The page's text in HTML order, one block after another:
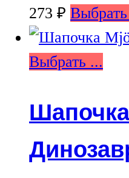
273 ₽
Выбрать ...